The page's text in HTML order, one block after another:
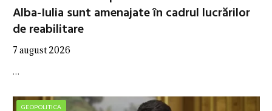
Alba-Iulia sunt amenajate în cadrul lucrărilor
de reabilitare
7 august 2026
…
GEOPOLITICA